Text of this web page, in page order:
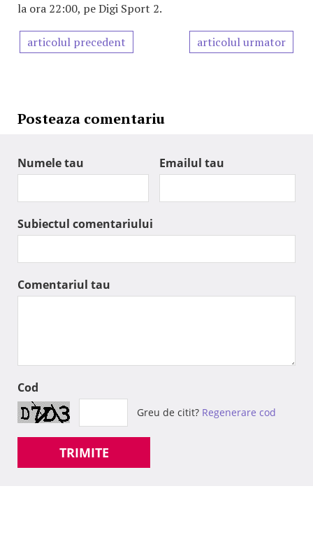
la ora 22:00, pe Digi Sport 2.
articolul precedent articolul urmator
Posteaza comentariu
Numele tau Emailul tau
Subiectul comentariului
Comentariul tau
Cod
Greu de citit? Regenerare cod
TRIMITE